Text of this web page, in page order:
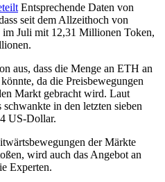
Entsprechende Daten von
seit dem Allzeithoch von
im Juli mit 12,31 Millionen Token,
aus, dass die Menge an ETH an
da die Preisbewegungen
Markt gebracht wird. Laut
in den letzten sieben
US-Dollar.
der Märkte
wird auch das Angebot an
Experten.